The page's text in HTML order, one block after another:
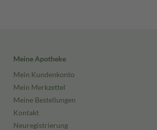
Meine Apotheke
Mein Kundenkonto
Mein Merkzettel
Meine Bestellungen
Kontakt
Neuregistrierung